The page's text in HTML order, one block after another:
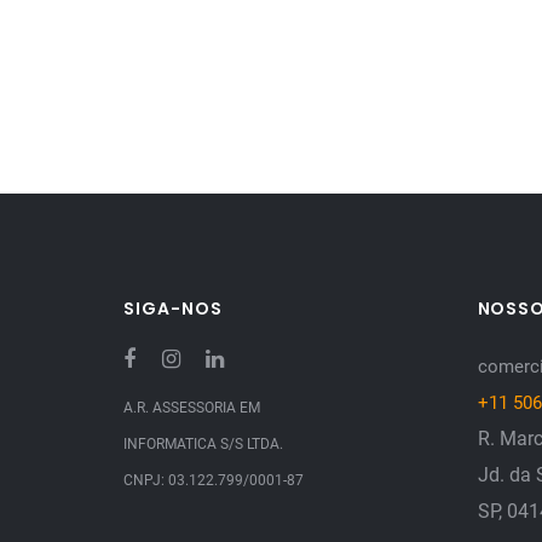
SIGA-NOS
A.R. ASSESSORIA EM
INFORMATICA S/S LTDA.
CNPJ: 03.122.799/0001-87
+11
R.
Jd. da
SP,